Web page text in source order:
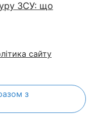
ЗСУ: що
сайту
з